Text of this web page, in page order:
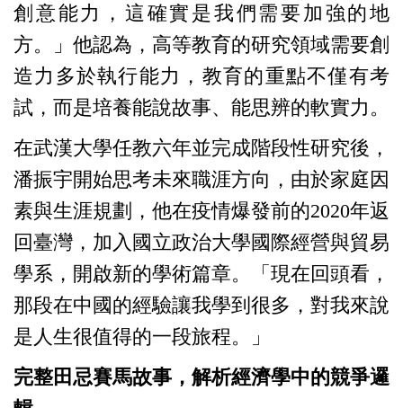
創意能力，這確實是我們需要加強的地
方。」他認為，高等教育的研究領域需要創
造力多於執行能力，教育的重點不僅有考
試，而是培養能說故事、能思辨的軟實力。
在武漢大學任教六年並完成階段性研究後，
潘振宇開始思考未來職涯方向，由於家庭因
素與生涯規劃，他在疫情爆發前的2020年返
回臺灣，加入國立政治大學國際經營與貿易
學系，開啟新的學術篇章。「現在回頭看，
那段在中國的經驗讓我學到很多，對我來說
是人生很值得的一段旅程。」
完整田忌賽馬故事，解析經濟學中的競爭邏